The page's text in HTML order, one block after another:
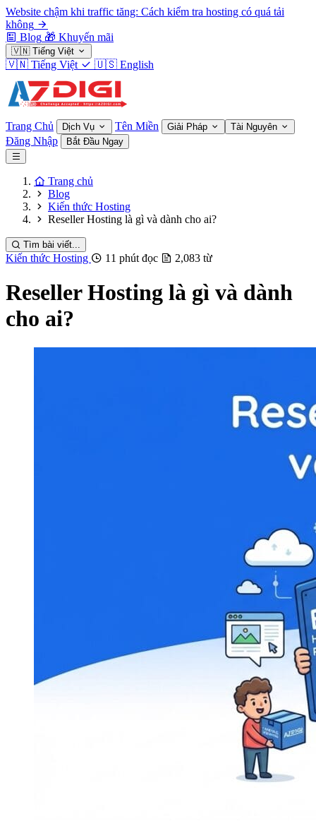
Website chậm khi traffic tăng: Cách kiểm tra hosting có quá tải
không
Blog 🎁 Khuyến mãi
🇻🇳 Tiếng Việt
🇻🇳 Tiếng Việt 🇺🇸 English
Trang Chủ Dịch Vụ Tên Miền Giải Pháp Tài Nguyên
Đăng Nhập Bắt Đầu Ngay
Trang chủ
Blog
Kiến thức Hosting
Reseller Hosting là gì và dành cho ai?
Tìm bài viết...
Kiến thức Hosting 11 phút đọc 2,083 từ
Reseller Hosting là gì và dành
cho ai?